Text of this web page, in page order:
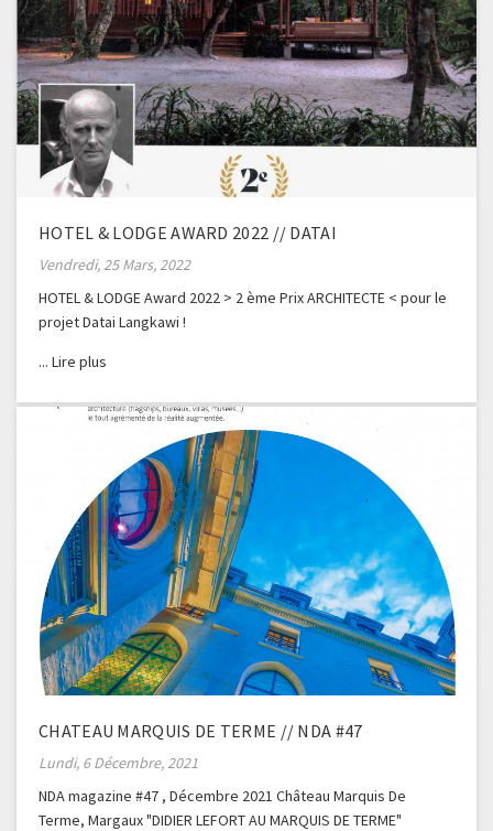
HOTEL & LODGE AWARD 2022 // DATAI
Vendredi, 25 Mars, 2022
HOTEL & LODGE Award 2022 > 2 ème Prix ARCHITECTE < pour le
projet Datai Langkawi !
CHATEAU MARQUIS DE TERME // NDA #47
Lundi, 6 Décembre, 2021
NDA magazine #47 , Décembre 2021 Château Marquis De
Terme, Margaux "DIDIER LEFORT AU MARQUIS DE TERME"